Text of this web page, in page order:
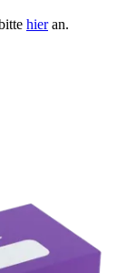
hieran.